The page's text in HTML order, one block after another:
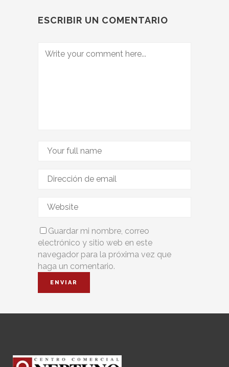
ESCRIBIR UN COMENTARIO
Guardar mi nombre, correo
electrónico y sitio web en este
navegador para la próxima vez que
haga un comentario.